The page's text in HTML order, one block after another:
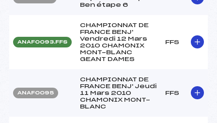
Ben étape 6
ANAF0093.FFS
CHAMPIONNAT DE
FRANCE BENJ'
Vendredi 12 Mars
2010 CHAMONIX
MONT-BLANC
GEANT DAMES
FFS
ANAF0095
CHAMPIONNAT DE
FRANCE BENJ' Jeudi
11 Mars 2010
CHAMONIX MONT-
BLANC
FFS